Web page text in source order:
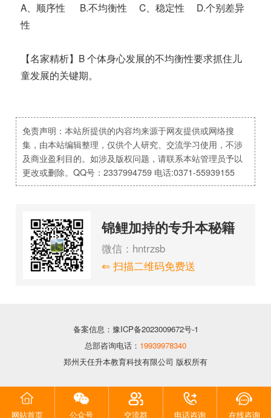
A、顺序性 B.不均衡性 C、稳定性 D.个别差异
性
【名家精析】B 个体身心发展的不均衡性要求抓住儿
童发展的关键期。
免责声明：本站所提供的内容均来源于网友提供或网络搜
集，由本站编辑整理，仅供个人研究、交流学习使用，不涉
及商业盈利目的。如涉及版权问题，请联系本站管理员予以
更改或删除。QQ号：2337994759 电话:0371-55939155
锦鲤加持的专升本秘籍
微信：hntrzsb
⇐ 扫描二维码免费送
备案信息：豫ICP备2023009672号-1
总部咨询电话： 19939978340
郑州天任升本教育科技有限公司 版权所有
网站首页 公众号 交流群 电话咨询 在线咨询